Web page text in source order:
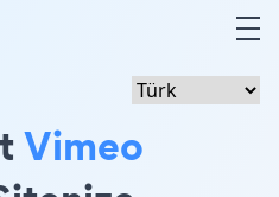
Vimeo